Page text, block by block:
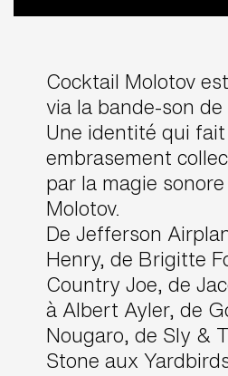
Cocktail Molotov
via la bande-son
Une identité qui
embrasement
par la magie
Molotov.
De Jefferson
Henry, de Brigitte
Country Joe, de
à Albert Ayler, de
Nougaro, de Sly &
Stone aux